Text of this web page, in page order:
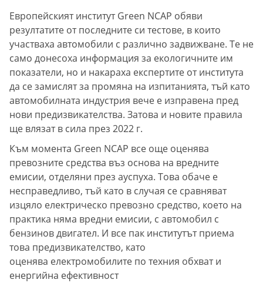
Европейският институт Green NCAP обяви
резултатите от последните си тестове, в които
участваха автомобили с различно задвижване. Те не
само донесоха информация за екологичните им
показатели, но и накараха експертите от института
да се замислят за промяна на изпитанията, тъй като
автомобилната индустрия вече е изправена пред
нови предизвикателства. Затова и новите правила
ще влязат в сила през 2022 г.
Към момента Green NCAP все още оценява
превозните средства въз основа на вредните
емисии, отделяни през ауспуха. Това обаче е
несправедливо, тъй като в случая се сравняват
изцяло електрическо превозно средство, което на
практика няма вредни емисии, с автомобил с
бензинов двигател. И все пак институтът приема
това предизвикателство, като
оценява електромобилите по техния обхват и
енергийна ефективност